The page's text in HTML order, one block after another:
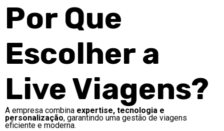
Por Que
Escolher a
Live Viagens?
A empresa combina expertise, tecnologia e
personalização, garantindo uma gestão de viagens
eficiente e moderna.